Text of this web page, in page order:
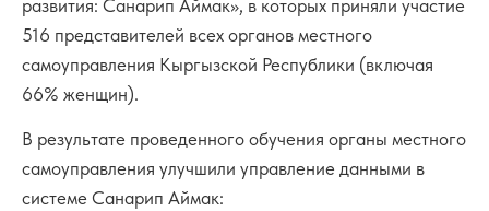
развития: Санарип Аймак», в которых приняли участие
516 представителей всех органов местного
самоуправления Кыргызской Республики (включая
66% женщин).
В результате проведенного обучения органы местного
самоуправления улучшили управление данными в
системе Санарип Аймак: